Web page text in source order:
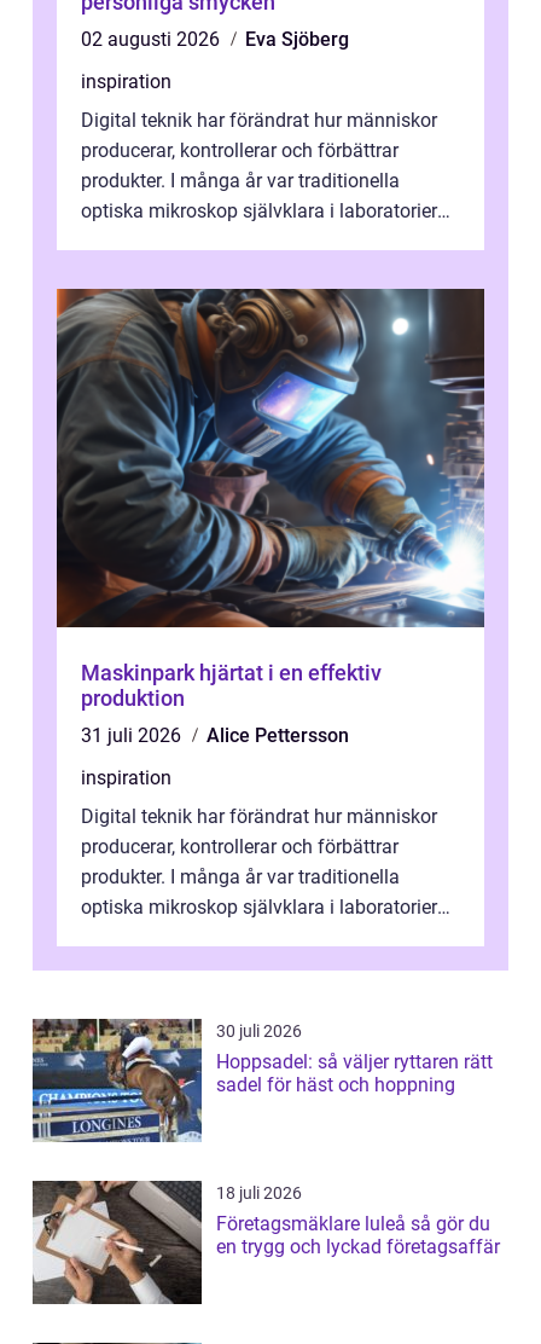
02 augusti 2026
Eva Sjöberg
inspiration
Digital teknik har förändrat hur människor
producerar, kontrollerar och förbättrar
produkter. I många år var traditionella
optiska mikroskop självklara i laboratorier
Maskinpark hjärtat i en effektiv
produktion
31 juli 2026
Alice Pettersson
inspiration
Digital teknik har förändrat hur människor
producerar, kontrollerar och förbättrar
produkter. I många år var traditionella
optiska mikroskop självklara i laboratorier
30 juli 2026
Hoppsadel: så väljer ryttaren rätt
sadel för häst och hoppning
18 juli 2026
Företagsmäklare luleå så gör du
en trygg och lyckad företagsaffär